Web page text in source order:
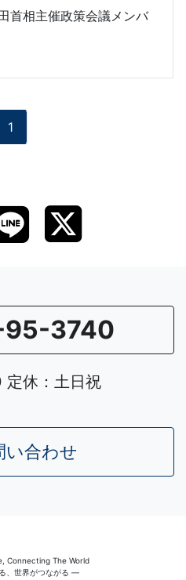
首相主催政策会議メンバ
1
3740
休：土日祝
い合わせ
Connecting The World
、世界がつながる ―